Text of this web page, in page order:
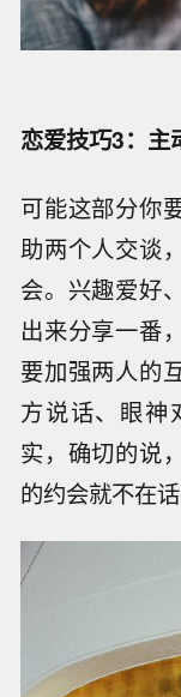
恋爱技巧3：主
可能这部分你
助两个人交谈
会。兴趣爱好
出来分享一番
要加强两人的
方说话、眼神
实，确切的说
的约会就不在话